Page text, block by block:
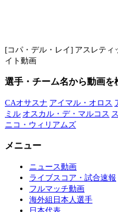
[コパ・デル・レイ] アスレティ
イト動画
選手・チーム名から動画を
CAオサスナ アイマル・オロス
ミル オスカル・デ・マルコス
ニコ・ウィリアムズ
メニュー
ニュース動画
ライブスコア・試合速報
フルマッチ動画
海外組日本人選手